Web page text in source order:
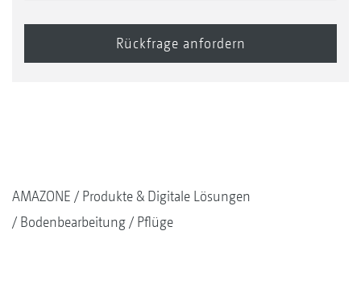
AMAZONE
Produkte & Digitale Lösungen
Bodenbearbeitung
Pflüge